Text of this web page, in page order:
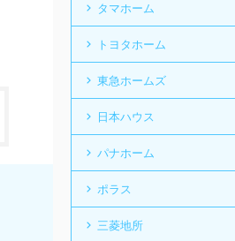
タマホーム
トヨタホーム
東急ホームズ
日本ハウス
パナホーム
ポラス
三菱地所